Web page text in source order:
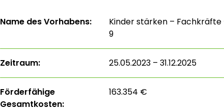
Name des Vorhabens:
Kinder stärken –
9
Zeitraum: 25.05.2023 – 31.12.2025
Förderfähige
Gesamtkosten:
163.354 €